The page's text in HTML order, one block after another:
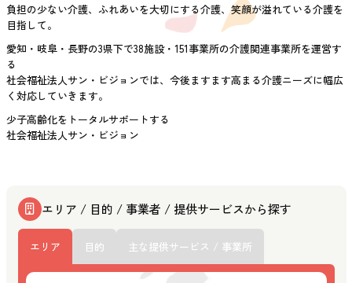
負担の少ない介護、ふれあいを大切にする介護、笑顔が溢れている介護を
目指して。
愛知・岐阜・長野の3県下で38施設・151事業所の介護関連事業所を運営す
る
社会福祉法人サン・ビジョンでは、今後ますます高まる介護ニーズに幅広
く対応していきます。
少子高齢化をトータルサポートする
社会福祉法人サン・ビジョン
エリア / 目的 / 事業者 / 提供サービスから探す
エリア 目的 主な提供サービス / 事業所